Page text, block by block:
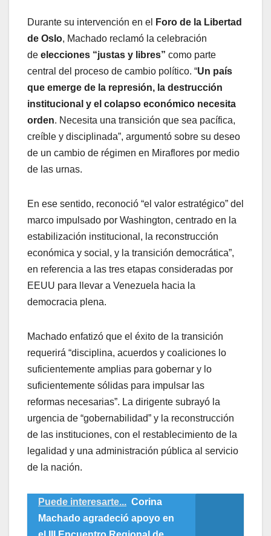
Durante su intervención en el
Foro de la Libertad
de Oslo, Machado reclamó la celebración
de elecciones “justas y libres” como parte
central del proceso de cambio político. “Un país
que emerge de la represión, la destrucción
institucional y el colapso económico necesita
orden. Necesita una transición que sea pacífica,
creíble y disciplinada”, argumentó sobre su deseo
de un cambio de régimen en Miraflores por medio
de las urnas.
En ese sentido, reconoció “el valor estratégico” del
marco impulsado por Washington, centrado en la
estabilización institucional, la reconstrucción
económica y social, y la transición democrática”,
en referencia a las tres etapas consideradas por
EEUU para llevar a Venezuela hacia la
democracia plena.
Machado enfatizó que el éxito de la transición
requerirá “disciplina, acuerdos y coaliciones lo
suficientemente amplias para gobernar y lo
suficientemente sólidas para impulsar las
reformas necesarias”. La dirigente subrayó la
urgencia de “gobernabilidad” y la reconstrucción
de las instituciones, con el restablecimiento de la
legalidad y una administración pública al servicio
de la nación.
Puede interesarte... Corina
Machado agradeció apoyo en